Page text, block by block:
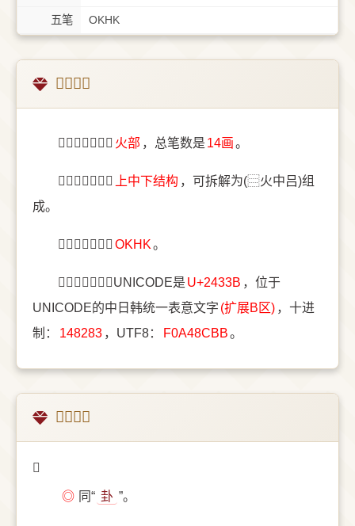
五笔 OKHK
𤌻字概述
〔𤌻〕字部首是 ⽕部 ，总笔数是 14画。
〔𤌻〕字结构是 上中下结构 ，可拆解为(⿳火中吕)组
成。
〔𤌻〕字五笔是 OKHK。
〔𤌻〕字统一码UNICODE是 U+2433B ，位于
UNICODE的中日韩统一表意文字 (扩展B区) ，十进
制：
148283 ，UTF8： F0A48CBB。
𤌻的意思
𤌻
◎ 同“ 卦 ”。